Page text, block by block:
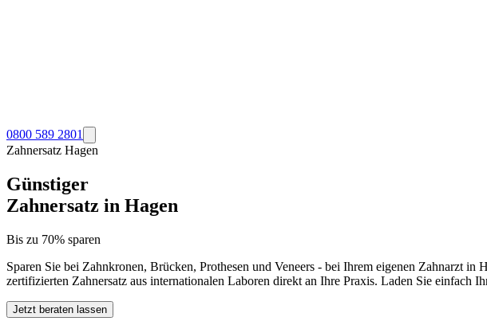
0800 589 2801
Zahnersatz Hagen
Günstiger
Zahnersatz in Hagen
Bis zu 70% sparen
Sparen Sie bei Zahnkronen, Brücken, Prothesen und Veneers - bei Ihrem eigenen Zahnarzt in
zertifizierten Zahnersatz aus internationalen Laboren direkt an Ihre Praxis. Laden Sie einfach
Jetzt beraten lassen